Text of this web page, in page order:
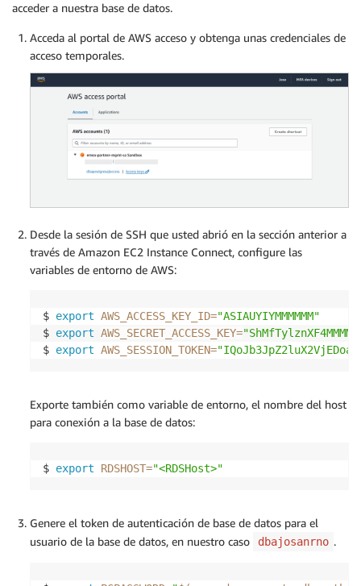
acceder a nuestra base de datos.
Acceda al portal de AWS acceso y obtenga unas credenciales de
acceso temporales.
Desde la sesión de SSH que usted abrió en la sección anterior a
través de Amazon EC2 Instance Connect, configure las
variables de entorno de AWS:
$ export AWS_ACCESS_KEY_ID="ASIAUYIYMMMMMM"
$ export AWS_SECRET_ACCESS_KEY=
$ export AWS_SESSION_TOKEN=
Exporte también como variable de entorno, el nombre del host
para conexión a la base de datos:
$ export RDSHOST="<RDSHost>"
Genere el token de autenticación de base de datos para el
usuario de la base de datos, en nuestro caso
dbajosanrno .